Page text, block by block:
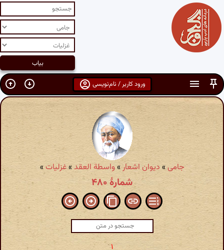
ورود کاربر / نام‌نویسی
جامی» دیوان اشعار»واسطة العقد»غزلیات »
شمارهٔ ۴۸۰